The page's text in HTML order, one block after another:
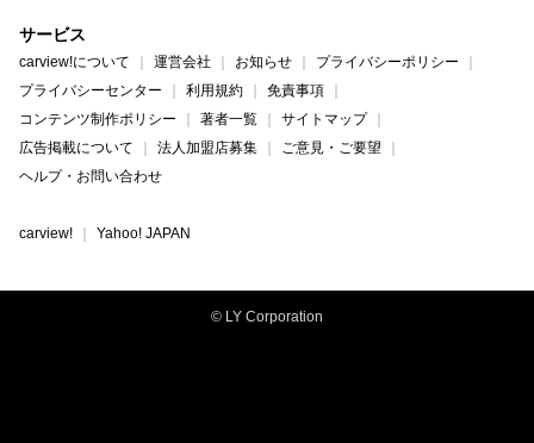
サービス
carview!について 運営会社 お知らせ
プライバシーポリシー
プライバシーセンター
利用規約
免責事項
コンテンツ制作ポリシー
著者一覧
サイトマップ
広告掲載について
法人加盟店募集
ご意見・ご要望
ヘルプ・お問い合わせ
carview! Yahoo! JAPAN
© LY Corporation